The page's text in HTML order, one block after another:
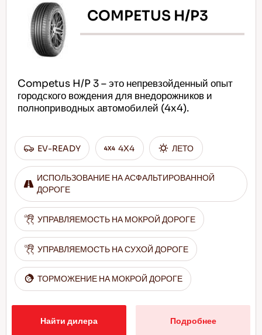
Подробнее
COMPETUS H/P3
Competus H/P 3 – это непревзойденный опыт
городского вождения для внедорожников и
полноприводных автомобилей (4x4).
EV-READY 4X4 ЛЕТО
ИСПОЛЬЗОВАНИЕ НА АСФАЛЬТИРОВАННОЙ
ДОРОГЕ
УПРАВЛЯЕМОСТЬ НА МОКРОЙ ДОРОГЕ
УПРАВЛЯЕМОСТЬ НА СУХОЙ ДОРОГЕ
ТОРМОЖЕНИЕ НА МОКРОЙ ДОРОГЕ
Найти дилера Подробнее